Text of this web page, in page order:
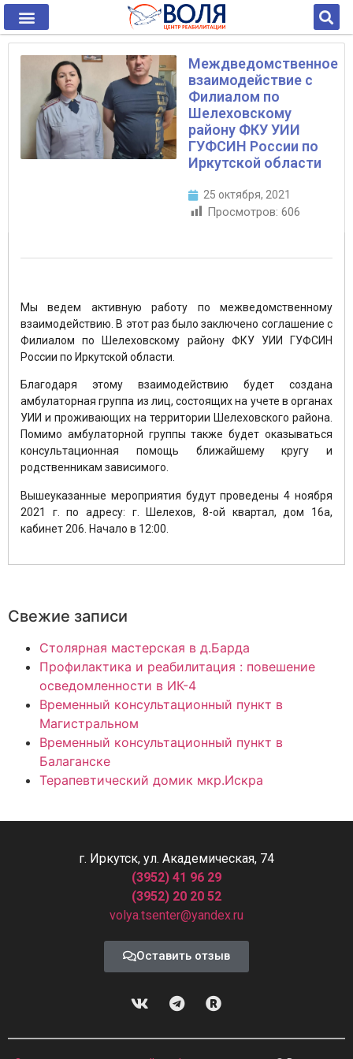
Междведомственное
взаимодействие с
Филиалом по
Шелеховскому
району ФКУ УИИ
ГУФСИН России по
Иркутской области
25 октября, 2021
Просмотров: 606
Мы ведем активную работу по межведомственному
взаимодействию. В этот раз было заключено соглашение с
Филиалом по Шелеховскому району ФКУ УИИ ГУФСИН
России по Иркутской области.
Благодаря этому взаимодействию будет создана
амбулаторная группа из лиц, состоящих на учете в органах
УИИ и проживающих на территории Шелеховского района.
Помимо амбулаторной группы также будет оказываться
консультационная помощь ближайшему кругу и
родственникам зависимого.
Вышеуказанные мероприятия будут проведены 4 ноября
2021 г. по адресу: г. Шелехов, 8-ой квартал, дом 16а,
кабинет 206. Начало в 12:00.
Свежие записи
Столярная мастерская в д.Барда
Профилактика и реабилитация : повешение
осведомленности в ИК-4
Временный консультационный пункт в
Магистральном
Временный консультационный пункт в
Балаганске
Терапевтический домик мкр.Искра
г. Иркутск, ул. Академическая, 74
(3952) 41 96 29
(3952) 20 20 52
volya.tsenter@yandex.ru
Оставить отзыв